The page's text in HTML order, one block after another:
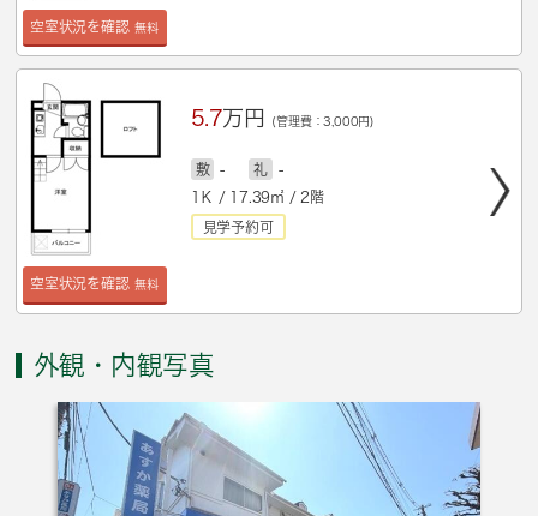
空室状況を確認 無料
空室状況を確認 無料
5.7 万円 (管理費：3,000円)
敷 - 礼
-
1Ｋ / 17.39㎡ / 2階
見学予約可
外観・内観写真